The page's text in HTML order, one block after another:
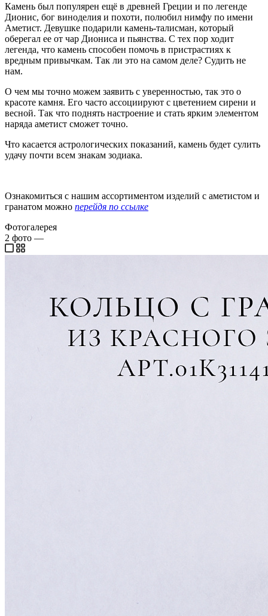
Камень был популярен ещё в древней Греции и по легенде
Дионис, бог виноделия и похоти, полюбил нимфу по имени
Аметист. Девушке подарили камень-талисман, который
оберегал ее от чар Диониса и пьянства. С тех пор ходит
легенда, что камень способен помочь в пристрастиях к
вредным привычкам. Так ли это на самом деле? Судить не
нам.
О чем мы точно можем заявить с уверенностью, так это о
красоте камня. Его часто ассоциируют с цветением сирени и
весной. Так что поднять настроение и стать ярким элементом
наряда аметист сможет точно.
Что касается астрологических показаний, камень будет сулить
удачу почти всем знакам зодиака.
Ознакомиться с нашим ассортиментом изделий с аметистом и
гранатом можно перейдя по ссылке
Фотогалерея
2 фото —